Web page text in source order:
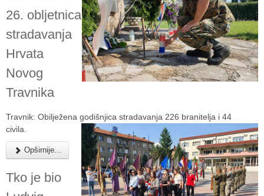
26. obljetnica
stradavanja
Hrvata
Novog
Travnika
Travnik: Obilježena godišnjica stradavanja 226 branitelja i 44
civila.
Opširnije...
Tko je bio